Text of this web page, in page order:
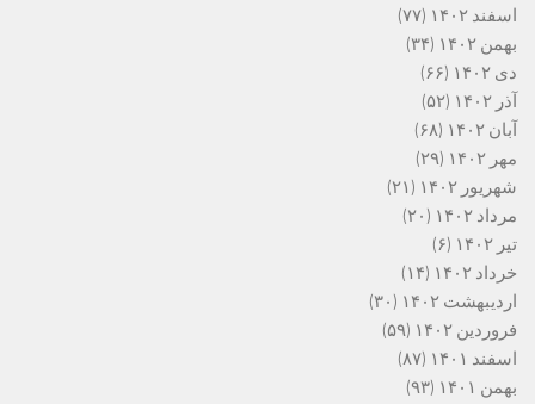
اسفند ۱۴۰۲
(۷۷)
بهمن ۱۴۰۲
(۳۴)
دی ۱۴۰۲
(۶۶)
آذر ۱۴۰۲
(۵۲)
آبان ۱۴۰۲
(۶۸)
مهر ۱۴۰۲
(۲۹)
شهریور ۱۴۰۲
(۲۱)
مرداد ۱۴۰۲
(۲۰)
تیر ۱۴۰۲
(۶)
خرداد ۱۴۰۲
(۱۴)
اردیبهشت ۱۴۰۲
(۳۰)
فروردین ۱۴۰۲
(۵۹)
اسفند ۱۴۰۱
(۸۷)
بهمن ۱۴۰۱
(۹۳)